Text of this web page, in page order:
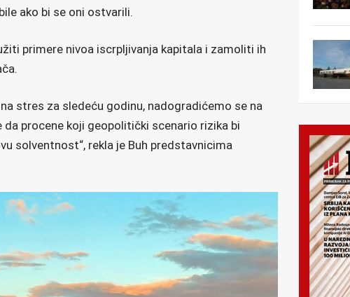
ako bi se oni ostvarili.
primere nivoa iscrpljivanja kapitala i zamoliti ih
stres za sledeću godinu, nadogradićemo se na
procene koji geopolitički scenario rizika bi
solventnost“, rekla je Buh predstavnicima